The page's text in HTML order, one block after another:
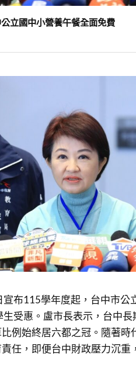
立國中小營養午餐全面免費
布115學年度起，台中市公
受惠。盧市長表示，台中
例始終居六都之冠。隨著時
任，即便台中財政壓力沉重